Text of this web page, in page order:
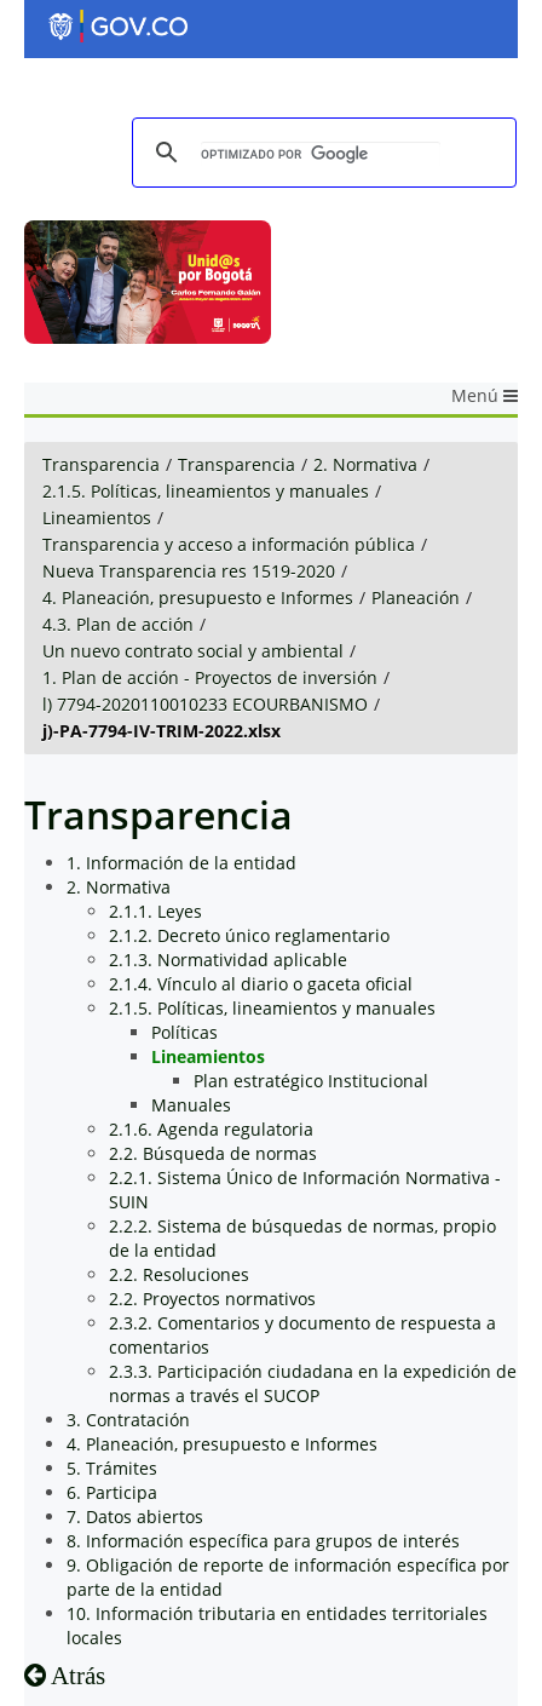
Menú
Transparencia / Transparencia / 2. Normativa /
2.1.5. Políticas, lineamientos y manuales /
Lineamientos /
Transparencia y acceso a información pública /
Nueva Transparencia res 1519-2020 /
4. Planeación, presupuesto e Informes / Planeación /
4.3. Plan de acción /
Un nuevo contrato social y ambiental /
1. Plan de acción - Proyectos de inversión /
l) 7794-2020110010233 ECOURBANISMO /
j)-PA-7794-IV-TRIM-2022.xlsx
Transparencia
1. Información de la entidad
2. Normativa
2.1.1. Leyes
2.1.2. Decreto único reglamentario
2.1.3. Normatividad aplicable
2.1.4. Vínculo al diario o gaceta oficial
2.1.5. Políticas, lineamientos y manuales
Políticas
Lineamientos
Plan estratégico Institucional
Manuales
2.1.6. Agenda regulatoria
2.2. Búsqueda de normas
2.2.1. Sistema Único de Información Normativa -
SUIN
2.2.2. Sistema de búsquedas de normas, propio
de la entidad
2.2. Resoluciones
2.2. Proyectos normativos
2.3.2. Comentarios y documento de respuesta a
comentarios
2.3.3. Participación ciudadana en la expedición de
normas a través el SUCOP
3. Contratación
4. Planeación, presupuesto e Informes
5. Trámites
6. Participa
7. Datos abiertos
8. Información específica para grupos de interés
9. Obligación de reporte de información específica por
parte de la entidad
10. Información tributaria en entidades territoriales
locales
Atrás